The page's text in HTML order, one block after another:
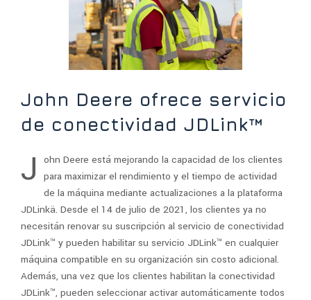
John Deere ofrece servicio
de conectividad JDLink™
J
ohn Deere está mejorando la capacidad de los clientes
para maximizar el rendimiento y el tiempo de actividad
de la máquina mediante actualizaciones a la plataforma
JDLinkä. Desde el 14 de julio de 2021, los clientes ya no
necesitán renovar su suscripción al servicio de conectividad
JDLink™ y pueden habilitar su servicio JDLink™ en cualquier
máquina compatible en su organización sin costo adicional.
Además, una vez que los clientes habilitan la conectividad
JDLink™, pueden seleccionar activar automáticamente todos